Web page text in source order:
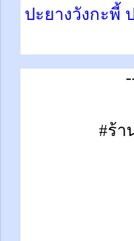
ปะยางวังกะพี้
#ร้า